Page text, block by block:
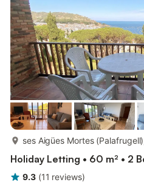
compartit. La sala d'estar
ses Aigües Mortes
Holiday Letting • 60 m² • 2
9.3 (11 reviews)